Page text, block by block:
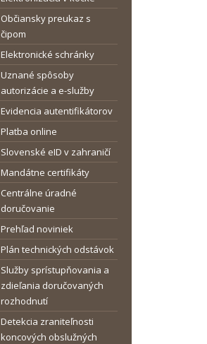
Občiansky preukaz s
čipom
Elektronické schránky
Uznané spôsoby
autorizácie a e-služby
Evidencia autentifikátorov
Platba online
Slovenské eID v zahraničí
Mandátne certifikáty
Centrálne úradné
doručovanie
Prehľad noviniek
Plán technických odstávok
Služby sprístupňovania a
zdieľania doručovaných
rozhodnutí
Detekcia zraniteľnosti
koncových obslužných